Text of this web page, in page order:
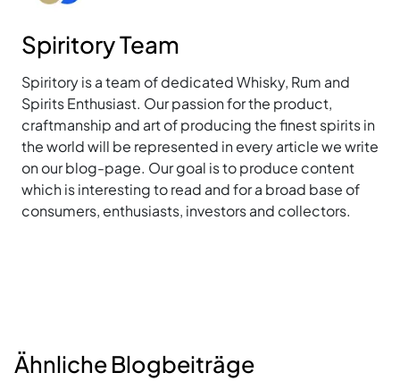
Spiritory Team
Spiritory is a team of dedicated Whisky, Rum and
Spirits Enthusiast. Our passion for the product,
craftmanship and art of producing the finest spirits in
the world will be represented in every article we write
on our blog-page. Our goal is to produce content
which is interesting to read and for a broad base of
consumers, enthusiasts, investors and collectors.
Ähnliche Blogbeiträge